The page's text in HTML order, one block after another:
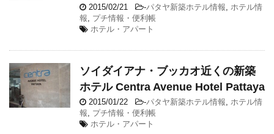
2015/02/21 -パタヤ新築ホテル情報
ホテル情
報
プチ情報・便利帳
ホテル・アパート
ソイダイアナ・ブッカオ近くの新築
ホテル Centra Avenue Hotel Pattaya
2015/01/22 -パタヤ新築ホテル情報
ホテル情
報
プチ情報・便利帳
ホテル・アパート